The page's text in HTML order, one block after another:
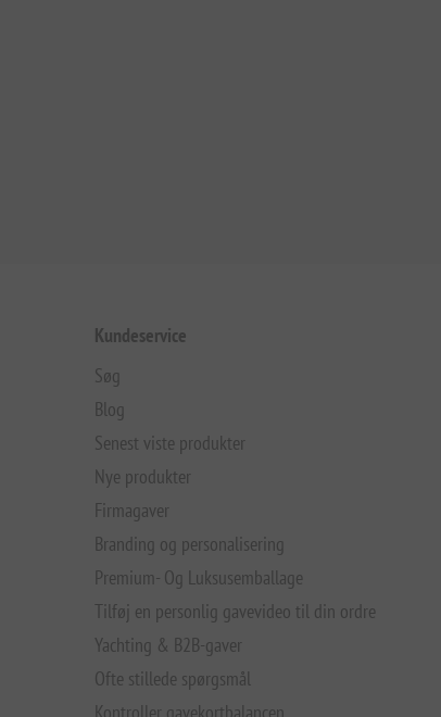
Kundeservice
Søg
Blog
Senest viste produkter
Nye produkter
Firmagaver
Branding og personalisering
Premium- Og Luksusemballage
Tilføj en personlig gavevideo til din ordre
Yachting & B2B-gaver
Ofte stillede spørgsmål
Kontroller gavekortbalancen